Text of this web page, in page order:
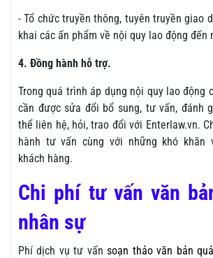
- Tổ chức truyền thông, tuyên truyền giao
khai các ấn phẩm về nội quy lao động đến
4. Đồng hành hỗ trợ.
Trong quá trình áp dụng nội quy lao động
cần được sửa đổi bổ sung, tư vấn, đánh
thể liên hệ, hỏi, trao đổi với Enterlaw.vn.
hành tư vấn cùng với những khó khăn
khách hàng.
Chi phí tư vấn văn
nhân sự
Phí dịch vụ tư vấnsoạn thảo văn bản